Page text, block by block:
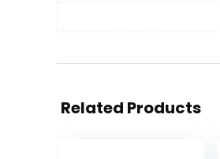
Related Products